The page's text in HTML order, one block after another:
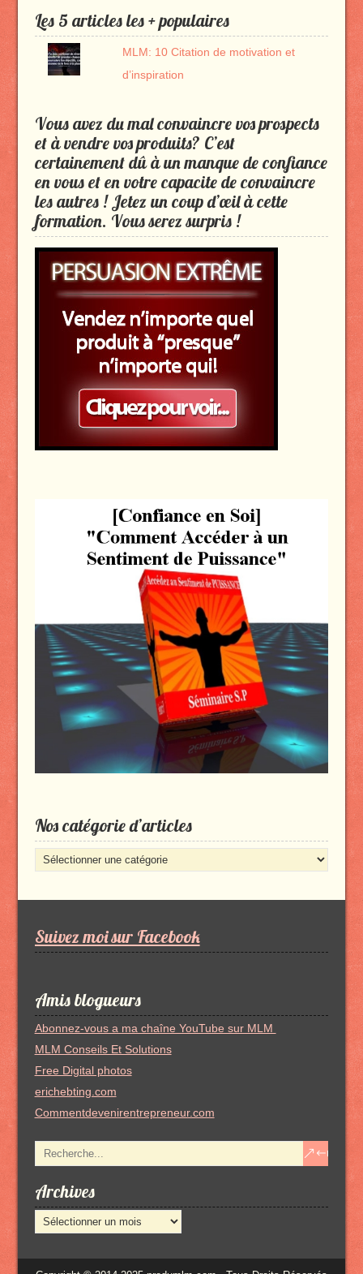
Les 5 articles les + populaires
MLM: 10 Citation de motivation et
d’inspiration
Vous avez du mal convaincre vos prospects
et à vendre vos produits? C’est
certainement dû à un manque de confiance
en vous et en votre capacite de convaincre
les autres ! Jetez un coup d’œil à cette
formation. Vous serez surpris !
Nos catégorie d’articles
Nos
catégorie
Suivez moi sur Facebook
Amis blogueurs
Abonnez-vous a ma chaîne YouTube sur MLM
MLM Conseils Et Solutions
Free Digital photos
erichebting.com
Commentdevenirentrepreneur.com
Archives
Archives